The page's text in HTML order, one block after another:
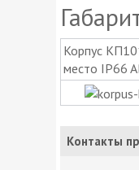
Корпус
место IP66
Контакты